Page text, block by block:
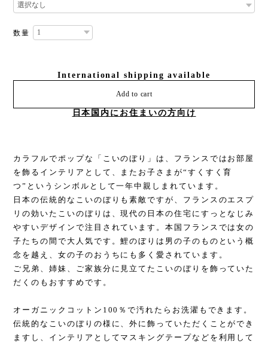
数量
International shipping available
Add to cart
日本国内にお住まいの方向け
カラフルでポップな「こいのぼり」は、フランスではお部屋
を飾るインテリアとして、またお子さまが“すくすく育
つ”というシンボルとして一年中親しまれています。
日本の伝統的なこいのぼりも素敵ですが、フランスのエスプ
リの効いたこいのぼりは、現代の日本の住宅にすっとなじみ
やすいデザインで注目されています。本国フランスでは女の
子たちの間で大人気です。鯉のぼりは男の子のものという概
念を越え、女の子のおうちにも多く愛されています。
ご兄弟、姉妹、ご家族分に見立てたこいのぼりを飾っていた
だくのもおすすめです。
オーガニックコットン100％で汚れたらお洗濯もできます。
伝統的なこいのぼりの様に、外に飾っていただくことができ
ますし、インテリアとしてマスキングテープなどを利用して